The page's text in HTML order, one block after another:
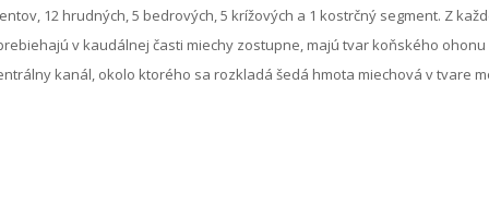
12 hrudných, 5 bedrových, 5 krížových a 1 kostrčný segment. Z
v kaudálnej časti miechy zostupne, majú tvar koňského
kanál, okolo ktorého sa rozkladá šedá hmota miechová v tvare